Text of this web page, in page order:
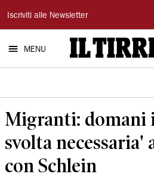
Il
Tirreno
Iscriviti alle Newsletter
MENU
Migranti: domani
svolta necessaria'
con Schlein